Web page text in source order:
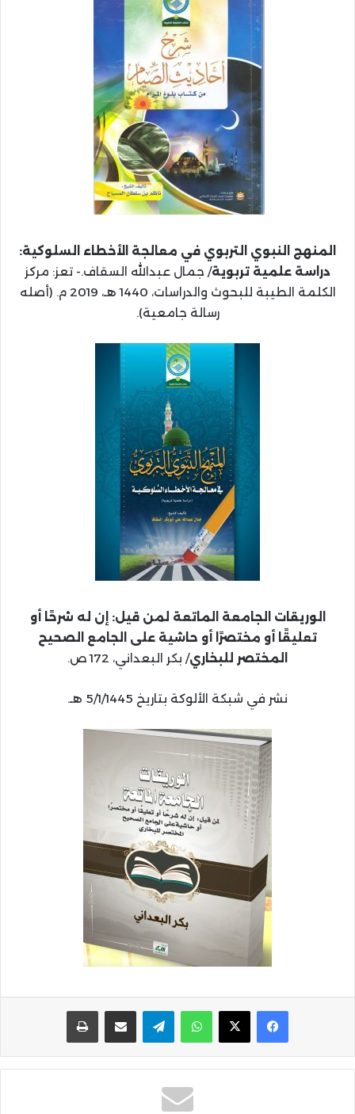
المنهج النبوي التربوي في معالجة الأخطاء السلوكية:
دراسة علمية تربوية/ جمال عبدالله السقاف.- تعز: مركز
الكلمة الطيبة للبحوث والدراسات، 1440 هـ، 2019 م. (أصله
رسالة جامعية).
الوريقات الجامعة الماتعة لمن قيل: إن له شرحًا أو
تعليقًا أو مختصرًا أو حاشية على الجامع الصحيح
المختصر للبخاري/ بكر البعداني، 172 ص.
نشر في شبكة الألوكة بتاريخ 5/1/1445 هـ.
واتساب تيلقرام مشاركة عبر البريد